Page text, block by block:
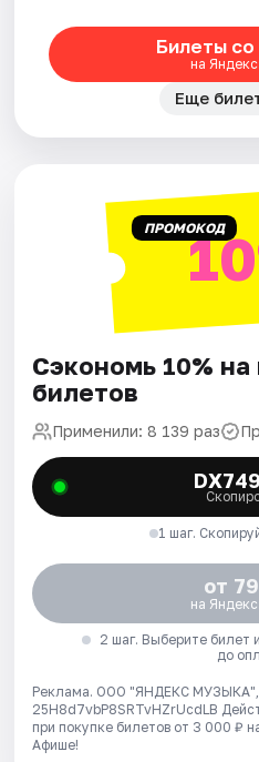
Билеты
на
Еще
ПРОМОКОД
Сэкономь 10% на
билетов
Применили: 8 139 раз
1 шаг.
от
на
2 шаг. Выберите билет
до
Реклама. ООО "ЯНДЕКС
25H8d7vbP8SRTvHZrUcdLB
при покупке билетов от 3 000 ₽
Афише!